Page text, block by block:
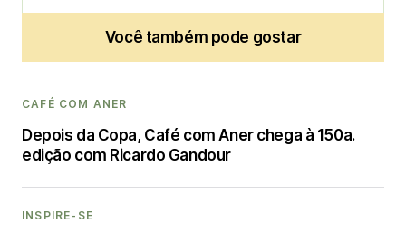
Você também pode gostar
CAFÉ COM ANER
Depois da Copa, Café com Aner chega à 150a.
edição com Ricardo Gandour
INSPIRE-SE